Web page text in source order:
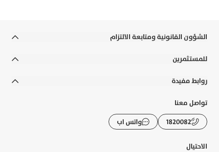
الشؤون القانونية ومتابعة الالتزام
الشروط والأحكام
التوعية المصرفية
الشكاوى و حماية العملاء
الرسوم والعمولات
للمستثمرين
الإفصاحات
تقرير الاستدامة
روابط مفيدة
الأسئلة الشائعة
تواصل معنا
1820082 واتس اب
الاحتيال